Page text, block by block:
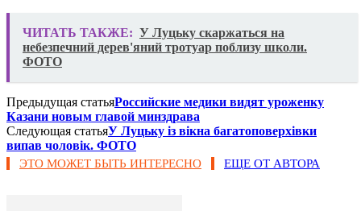
ЧИТАТЬ ТАКЖЕ: У Луцьку скаржаться на
небезпечний дерев'яний тротуар поблизу школи.
ФОТО
Предыдущая статьяРоссийские медики видят уроженку
Казани новым главой минздрава
Следующая статьяУ Луцьку із вікна багатоповерхівки
випав чоловік. ФОТО
ЭТО МОЖЕТ БЫТЬ ИНТЕРЕСНО ЕЩЕ ОТ АВТОРА